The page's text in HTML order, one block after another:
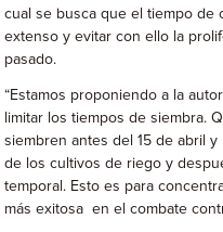
cual se busca que el tiempo de
extenso y evitar con ello la
pasado.
“Estamos proponiendo a la
limitar los tiempos de siembra.
siembren antes del 15 de abril
de los cultivos de riego y
temporal. Esto es para
más exitosa en el combate